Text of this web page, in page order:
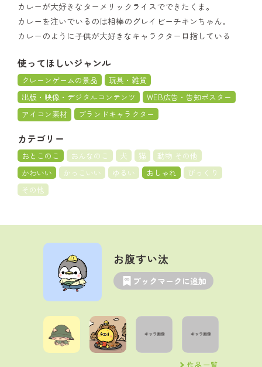
カレーが大好きなターメリックライスでできたくま。
カレーを注いでいるのは相棒のグレイビーチキンちゃん。
カレーのように子供が大好きなキャラクター目指している
使ってほしいジャンル
クレーンゲームの景品
玩具・雑貨
出版・映像・デジタルコンテンツ
WEB広告・告知ポスター
アイコン素材
ブランドキャラクター
カテゴリー
おとこのこ おんなのこ 犬 猫
動物 その他
かわいい
かっこいい ゆるい おしゃれ
びっくり
その他
お腹すい汰
ブックマークに追加
作品一覧